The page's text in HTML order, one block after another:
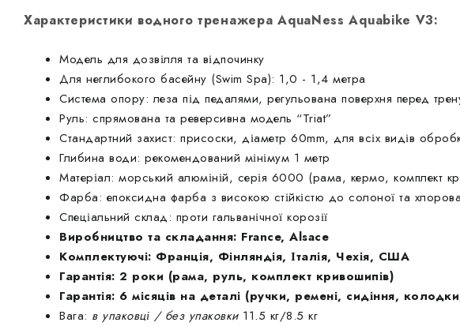
Характеристики водного тренажера AquaNess Aquabike V3:
Модель для дозвілля та відпочинку
Для неглибокого басейну (Swim Spa): 1,0 - 1,4 метра
Система опору: леза під педалями, регульована поверхня перед
Руль: спрямована та реверсивна модель “Triat”
Стандартний захист: присоски, діаметр 60mm, для всіх видів
Глибина води: рекомендований мінімум 1 метр
Матеріал: морський алюміній, серія 6000 (рама, кермо, комплект
Фарба: епоксидна фарба з високою стійкістю до солоної та
Спеціальний склад: проти гальванічної корозії
Виробництво та складання: France, Alsace
Комплектуючі: Франція, Фінляндія, Італія, Чехія, США
Гарантія: 2 роки (рама, руль, комплект кривошипів)
Гарантія: 6 місяців на деталі (ручки, ремені, сидіння,
Вага: в упаковці / без упаковки11.5 кг/8.5 кг